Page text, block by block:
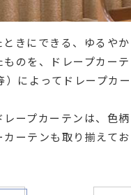
きにできる、ゆるやか
のを、ドレープカー
によってドレープカ
ープカーテンは、色
ーテンも取り揃えてお